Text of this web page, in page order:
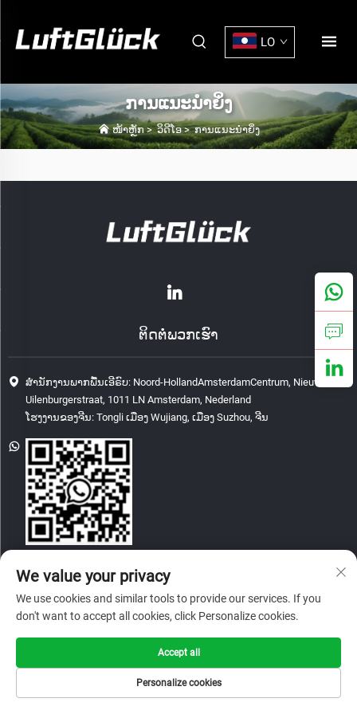
LO
ການແນະນຳຍິ່ງ
ໜ້າຫຼັກ>ວິດີໂອ>ການແນະນຳຍິ່ງ
ຕິດຕໍ່ພວກເຮົາ
ສຳນັກງານພາກພື້ນເອີຣົບ: Noord-HollandAmsterdamCentrum, Nieuwe
Uilenburgerstraat, 1011 LN Amsterdam, Nederland
ໂຮງງານຂອງຈີນ: Tongli ເມືອງ Wujiang, ເມືອງ Suzhou, ຈີນ
ລິขະສິດ © 2026 China Glory & Achievement Suzhou Technology Co., Ltd. ທຸກ
ຄໍາສັ່ງຖືກຮັກສາໄວ້.
ນະໂຍບາຍຄວາມເປັນສ່ວນຕົວ
We value your privacy
We use cookies and similar tools to provide our services. If you
don't want to accept all cookies, click Personalize cookies.
Personalize cookies
Accept all